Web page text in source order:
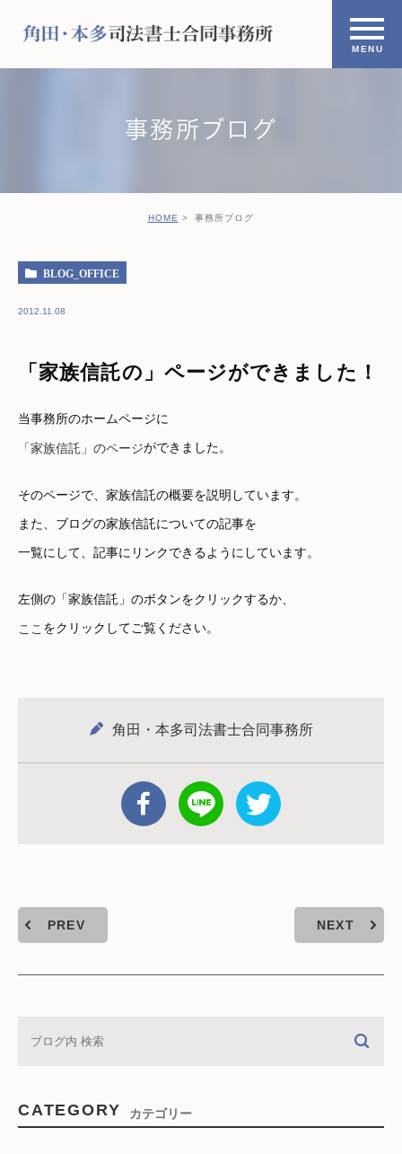
事務所ブログ
HOME 事務所ブログ
BLOG_OFFICE
2012.11.08
「家族信託の」ページができました！
当事務所のホームページに
「家族信託」のページができました。
そのページで、家族信託の概要を説明しています。
また、ブログの家族信託についての記事を
一覧にして、記事にリンクできるようにしています。
左側の「家族信託」のボタンをクリックするか、
ここ をクリックしてご覧ください。
角田・本多司法書士合同事務所
PREV NEXT
CATEGORY カテゴリー